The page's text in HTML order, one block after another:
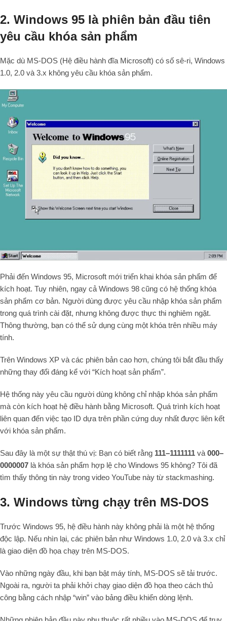
2. Windows 95 là phiên bản đầu tiên
yêu cầu khóa sản phẩm
Mặc dù MS-DOS (Hệ điều hành đĩa Microsoft) có số sê-ri, Windows
1.0, 2.0 và 3.x không yêu cầu khóa sản phẩm.
Phải đến Windows 95, Microsoft mới triển khai khóa sản phẩm để
kích hoạt. Tuy nhiên, ngay cả Windows 98 cũng có hệ thống khóa
sản phẩm cơ bản. Người dùng được yêu cầu nhập khóa sản phẩm
trong quá trình cài đặt, nhưng không được thực thi nghiêm ngặt.
Thông thường, bạn có thể sử dụng cùng một khóa trên nhiều máy
tính.
Trên Windows XP và các phiên bản cao hơn, chúng tôi bắt đầu thấy
những thay đổi đáng kể với “Kích hoạt sản phẩm”.
Hệ thống này yêu cầu người dùng không chỉ nhập khóa sản phẩm
mà còn kích hoạt hệ điều hành bằng Microsoft. Quá trình kích hoạt
liên quan đến việc tạo ID dựa trên phần cứng duy nhất được liên kết
với khóa sản phẩm.
Sau đây là một sự thật thú vị: Bạn có biết rằng 111–1111111 và 000–
0000007 là khóa sản phẩm hợp lệ cho Windows 95 không? Tôi đã
tìm thấy thông tin này trong video YouTube này từ stackmashing.
3. Windows từng chạy trên MS-DOS
Trước Windows 95, hệ điều hành này không phải là một hệ thống
độc lập. Nếu nhìn lại, các phiên bản như Windows 1.0, 2.0 và 3.x chỉ
là giao diện đồ họa chạy trên MS-DOS.
Vào những ngày đầu, khi bạn bật máy tính, MS-DOS sẽ tải trước.
Ngoài ra, người ta phải khởi chạy giao diện đồ họa theo cách thủ
công bằng cách nhập “win” vào bảng điều khiển dòng lệnh.